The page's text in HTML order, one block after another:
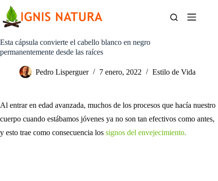
contenido
Esta cápsula convierte el cabello blanco en negro
permanentemente desde las raíces
Pedro Lisperguer 7 enero, 2022 Estilo de Vida
Al entrar en edad avanzada, muchos de los procesos que hacía nuestro
cuerpo cuando estábamos jóvenes ya no son tan efectivos como antes,
y esto trae como consecuencia los signos del envejecimiento.